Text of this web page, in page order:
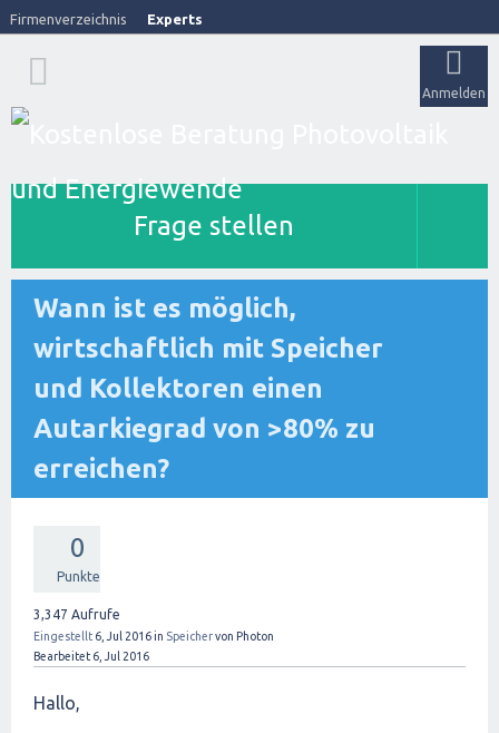
Firmenverzeichnis Experts
Anmelden
Frage stellen
Wann ist es möglich,
wirtschaftlich mit Speicher
und Kollektoren einen
Autarkiegrad von >80% zu
erreichen?
0
Punkte
3,347 Aufrufe
Eingestellt 6, Jul 2016in Speichervon Photon
Bearbeitet 6, Jul 2016
Hallo,